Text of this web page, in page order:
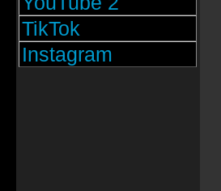
TikTok
Instagram